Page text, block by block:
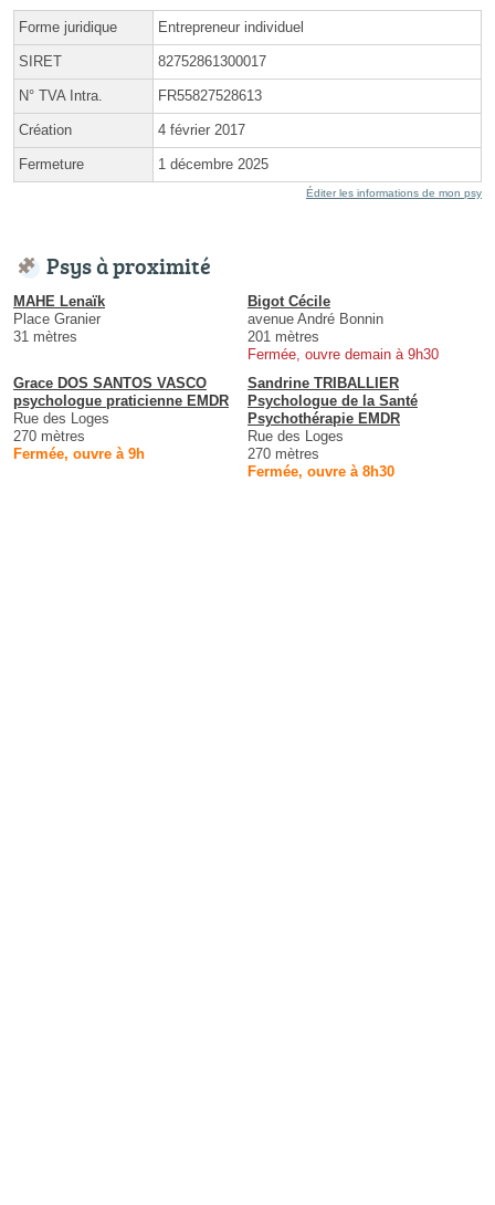
Forme juridique Entrepreneur individuel
SIRET 82752861300017
N° TVA Intra. FR55827528613
Création 4 février 2017
Fermeture 1 décembre 2025
Éditer les informations de mon psy
Psys à proximité
MAHE Lenaïk
Place Granier
31 mètres
Bigot Cécile
avenue André Bonnin
201 mètres
Fermée, ouvre demain à 9h30
Grace DOS SANTOS VASCO
psychologue praticienne EMDR
Rue des Loges
270 mètres
Fermée, ouvre à 9h
Sandrine TRIBALLIER
Psychologue de la Santé
Psychothérapie EMDR
Rue des Loges
270 mètres
Fermée, ouvre à 8h30